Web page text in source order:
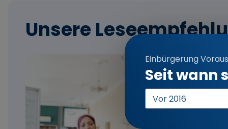
Unsere
Einbürgerung
Seit wann
Einreisejahr